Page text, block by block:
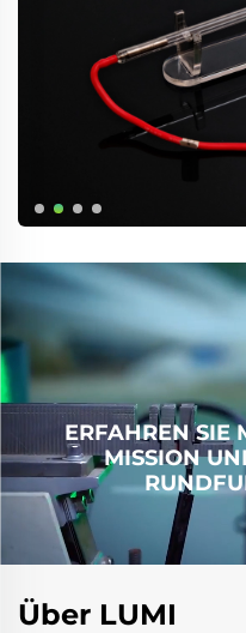
ERFAHREN SIE
MISSION
Über LUMI